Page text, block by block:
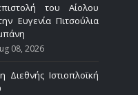
του Αίολου
Ευγενία Πιτσούλια
08, 2026
Διεθνής Ιστιοπλοϊκή